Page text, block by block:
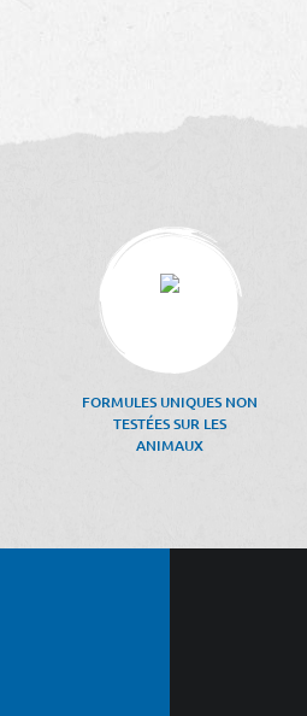
FORMULES UNIQUES NON
TESTÉES SUR LES
ANIMAUX